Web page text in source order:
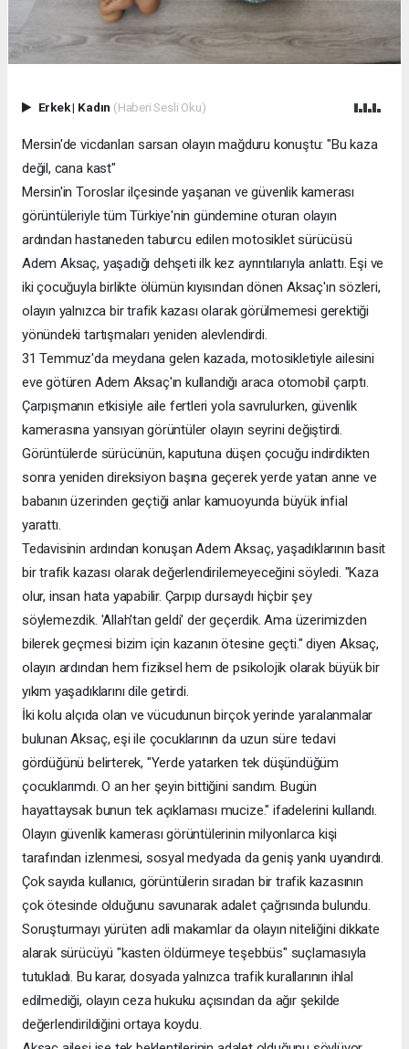
Erkek| Kadın (Haberi Sesli Oku)
Mersin'de vicdanları sarsan olayın mağduru konuştu: "Bu kaza
değil, cana kast"
Mersin'in Toroslar ilçesinde yaşanan ve güvenlik kamerası
görüntüleriyle tüm Türkiye'nin gündemine oturan olayın
ardından hastaneden taburcu edilen motosiklet sürücüsü
Adem Aksaç, yaşadığı dehşeti ilk kez ayrıntılarıyla anlattı. Eşi ve
iki çocuğuyla birlikte ölümün kıyısından dönen Aksaç'ın sözleri,
olayın yalnızca bir trafik kazası olarak görülmemesi gerektiği
yönündeki tartışmaları yeniden alevlendirdi.
31 Temmuz'da meydana gelen kazada, motosikletiyle ailesini
eve götüren Adem Aksaç'ın kullandığı araca otomobil çarptı.
Çarpışmanın etkisiyle aile fertleri yola savrulurken, güvenlik
kamerasına yansıyan görüntüler olayın seyrini değiştirdi.
Görüntülerde sürücünün, kaputuna düşen çocuğu indirdikten
sonra yeniden direksiyon başına geçerek yerde yatan anne ve
babanın üzerinden geçtiği anlar kamuoyunda büyük infial
yarattı.
Tedavisinin ardından konuşan Adem Aksaç, yaşadıklarının basit
bir trafik kazası olarak değerlendirilemeyeceğini söyledi. "Kaza
olur, insan hata yapabilir. Çarpıp dursaydı hiçbir şey
söylemezdik. 'Allah'tan geldi' der geçerdik. Ama üzerimizden
bilerek geçmesi bizim için kazanın ötesine geçti." diyen Aksaç,
olayın ardından hem fiziksel hem de psikolojik olarak büyük bir
yıkım yaşadıklarını dile getirdi.
İki kolu alçıda olan ve vücudunun birçok yerinde yaralanmalar
bulunan Aksaç, eşi ile çocuklarının da uzun süre tedavi
gördüğünü belirterek, "Yerde yatarken tek düşündüğüm
çocuklarımdı. O an her şeyin bittiğini sandım. Bugün
hayattaysak bunun tek açıklaması mucize." ifadelerini kullandı.
Olayın güvenlik kamerası görüntülerinin milyonlarca kişi
tarafından izlenmesi, sosyal medyada da geniş yankı uyandırdı.
Çok sayıda kullanıcı, görüntülerin sıradan bir trafik kazasının
çok ötesinde olduğunu savunarak adalet çağrısında bulundu.
Soruşturmayı yürüten adli makamlar da olayın niteliğini dikkate
alarak sürücüyü "kasten öldürmeye teşebbüs" suçlamasıyla
tutukladı. Bu karar, dosyada yalnızca trafik kurallarının ihlal
edilmediği, olayın ceza hukuku açısından da ağır şekilde
değerlendirildiğini ortaya koydu.